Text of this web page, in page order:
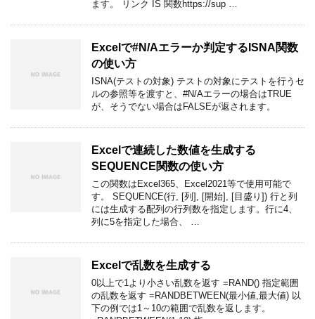
ます。 リンク IS 関数https://sup …
Excelで#N/Aエラーか判定するISNA関数
の使い方
ISNA(テストの対象) テストの対象にテストを行うセ
ルの参照等を渡すと、#N/Aエラーの場合はTRUE
が、そうでない場合はFALSEが返されます。
Excelで連続した数値を生成する
SEQUENCE関数の使い方
この関数はExcel365、Excel2021等で使用可能で
す。 SEQUENCE(行, [列], [開始], [目盛り]) 行と列
には生成する配列の行列数を指定します。行に4、
列に5を指定した場合、 …
Excelで乱数を生成する
0以上で1より小さい乱数を返す =RAND() 指定範囲
の乱数を返す =RANDBETWEEN(最小値,最大値) 以
下の例では1～10の範囲で乱数を返します。